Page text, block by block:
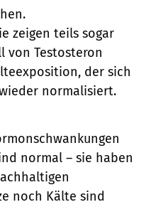
zeigen teils sogar
von Testosteron
der sich
normalisiert.
normal – sie haben
noch Kälte sind